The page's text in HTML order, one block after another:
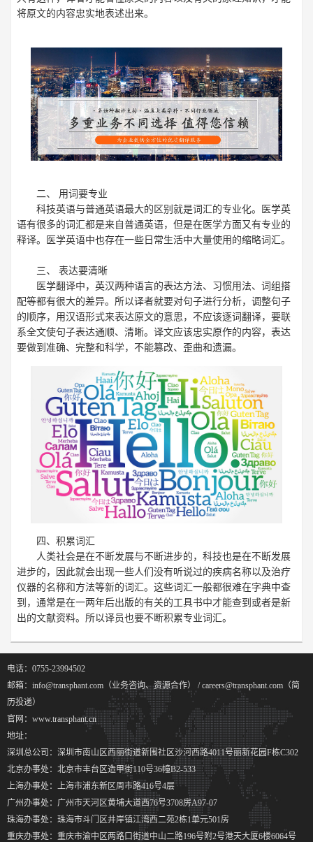
将原文的内容忠实地表述出来。
二、 用词要专业
科技英语与普通英语最大的区别就是词汇的专业化。医学英
语有很多的词汇都是来自普通英语，但是在医学方面又有专业的
释译。医学英语中也存在一些日常生活中大量使用的缩略词汇。
三、 表达要清晰
医学翻译中，英汉两种语言的表达方法、习惯用法、词组搭
配等都有很大的差异。所以译者就要对句子进行分析，调整句子
的顺序，用汉语形式来表达原文的意思，不应该逐词翻译，要联
系全文使句子表达通顺、清晰。译文应该忠实原作的内容，表达
要做到准确、完整和科学，不能篡改、歪曲和遗漏。
四、积累词汇
人类社会是在不断发展与不断进步的，科技也是在不断发展
进步的，因此就会出现一些人们没有听说过的疾病名称以及治疗
仪器的名称和方法等新的词汇。这些词汇一般都很难在字典中查
到，通常是在一两年后出版的有关的工具书中才能查到或者是新
出的文献资料。所以译员也要不断积累专业词汇。
电话：0755-23994502
邮箱：info@transphant.com（业务咨询、资源合作） / careers@transphant.com（简
历投递）
官网：www.transphant.cn
地址：
深圳总公司：深圳市南山区西丽街道新围社区沙河西路4011号丽新花园F栋C302
北京办事处：北京市丰台区造甲街110号36幢B2-533
上海办事处：上海市浦东新区周市路416号4层
广州办事处：广州市天河区黄埔大道西76号3708房A97-07
珠海办事处：珠海市斗门区井岸镇江湾西二苑2栋1单元501房
重庆办事处：重庆市渝中区两路口街道中山二路196号附2号港天大厦6楼6064号